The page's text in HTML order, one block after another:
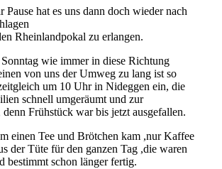
Pause hat es uns dann doch wieder nach
Rheinlandpokal zu erlangen.
wie immer in diese Richtung
von uns der Umweg zu lang ist so
um 10 Uhr in Nideggen ein, die
schnell umgeräumt und zur
denn Frühstück war bis jetzt ausgefallen.
einen Tee und Brötchen kam ,nur Kaffee
der Tüte für den ganzen Tag ,die waren
bestimmt schon länger fertig.